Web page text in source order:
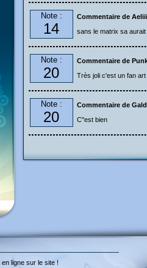
Note :
14
Commentaire de
sans le matrix sa
Note :
20
Commentaire de
Très joli c'est un fan
Note :
20
Commentaire de
C''est bien
en ligne sur le site !